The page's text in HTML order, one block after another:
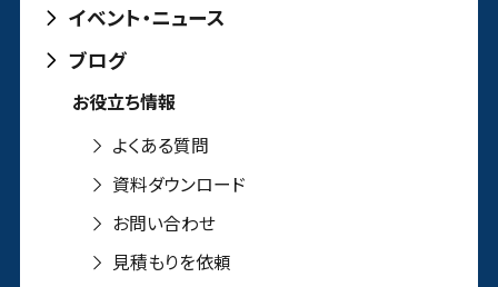
イベント・ニュース
ブログ
お役立ち情報
よくある質問
資料ダウンロード
お問い合わせ
見積もりを依頼